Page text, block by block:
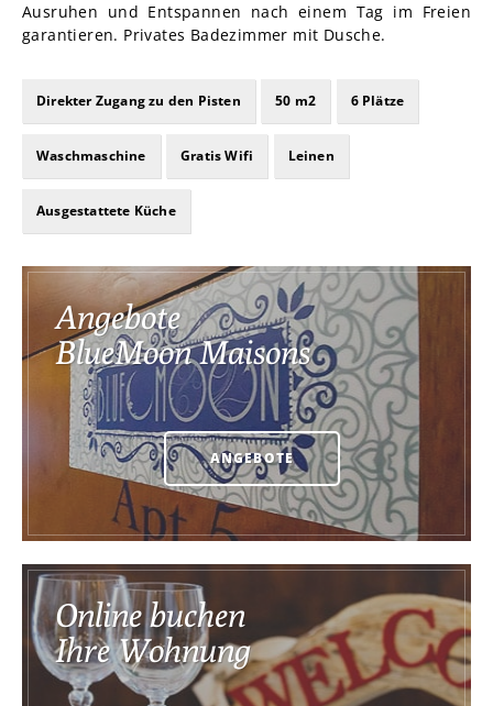
Ausruhen und Entspannen nach einem Tag im Freien
garantieren. Privates Badezimmer mit Dusche.
Direkter Zugang zu den Pisten 50 m2 6 Plätze
Waschmaschine Gratis Wifi Leinen
Ausgestattete Küche
Angebote
BlueMoon Maisons
ANGEBOTE
Online buchen
Ihre Wohnung